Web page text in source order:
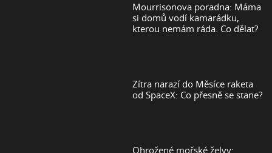
Mourrisonova poradna: Máma
si domů vodí kamarádku,
kterou nemám ráda. Co dělat?
Zítra narazí do Měsíce raketa
od SpaceX: Co přesně se stane?
Ohrožené mořské želvy: